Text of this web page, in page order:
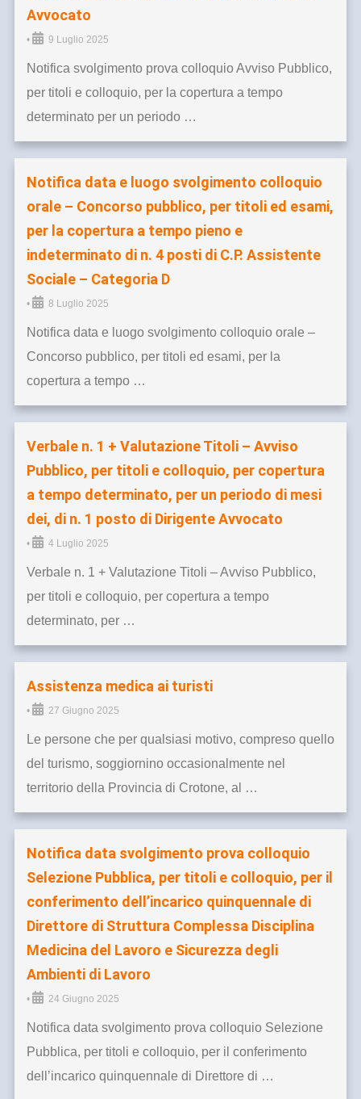
Avvocato
• 9 Luglio 2025
Notifica svolgimento prova colloquio Avviso Pubblico,
per titoli e colloquio, per la copertura a tempo
determinato per un periodo …
Notifica data e luogo svolgimento colloquio
orale – Concorso pubblico, per titoli ed esami,
per la copertura a tempo pieno e
indeterminato di n. 4 posti di C.P. Assistente
Sociale – Categoria D
• 8 Luglio 2025
Notifica data e luogo svolgimento colloquio orale –
Concorso pubblico, per titoli ed esami, per la
copertura a tempo …
Verbale n. 1 + Valutazione Titoli – Avviso
Pubblico, per titoli e colloquio, per copertura
a tempo determinato, per un periodo di mesi
dei, di n. 1 posto di Dirigente Avvocato
• 4 Luglio 2025
Verbale n. 1 + Valutazione Titoli – Avviso Pubblico,
per titoli e colloquio, per copertura a tempo
determinato, per …
Assistenza medica ai turisti
• 27 Giugno 2025
Le persone che per qualsiasi motivo, compreso quello
del turismo, soggiornino occasionalmente nel
territorio della Provincia di Crotone, al …
Notifica data svolgimento prova colloquio
Selezione Pubblica, per titoli e colloquio, per il
conferimento dell’incarico quinquennale di
Direttore di Struttura Complessa Disciplina
Medicina del Lavoro e Sicurezza degli
Ambienti di Lavoro
• 24 Giugno 2025
Notifica data svolgimento prova colloquio Selezione
Pubblica, per titoli e colloquio, per il conferimento
dell’incarico quinquennale di Direttore di …